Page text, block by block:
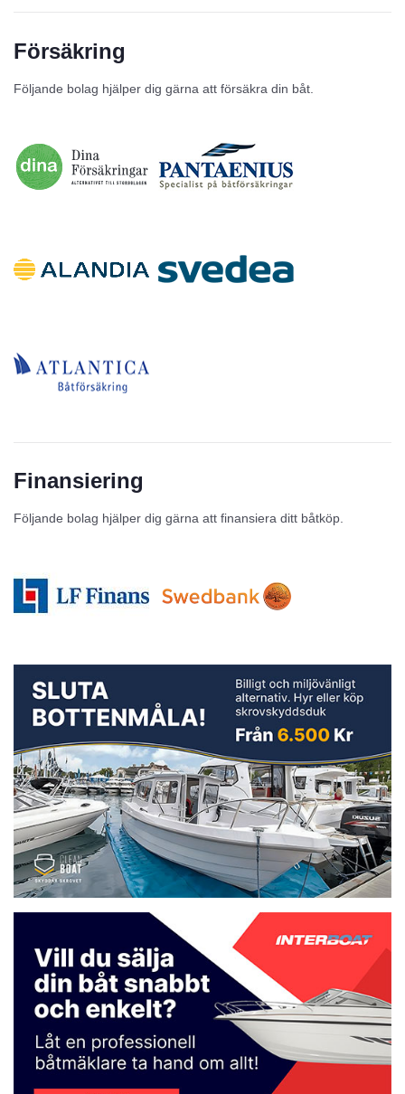
Försäkring
Följande bolag hjälper dig gärna att försäkra din båt.
Finansiering
Följande bolag hjälper dig gärna att finansiera ditt båtköp.